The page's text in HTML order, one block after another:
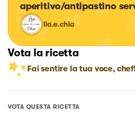
aperitivo/antipastino
lia.e.chia
Vota la ricetta
Fai sentire la tua voce,
VOTA QUESTA RICETTA